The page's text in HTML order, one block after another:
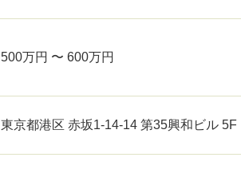
500万円 〜 600万円
東京都港区 赤坂1-14-14 第35興和ビル 5F